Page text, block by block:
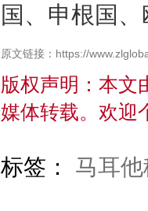
国、申根国
原文链接：https://
版权声明：本文
媒体转载。欢迎
标签： 马耳他